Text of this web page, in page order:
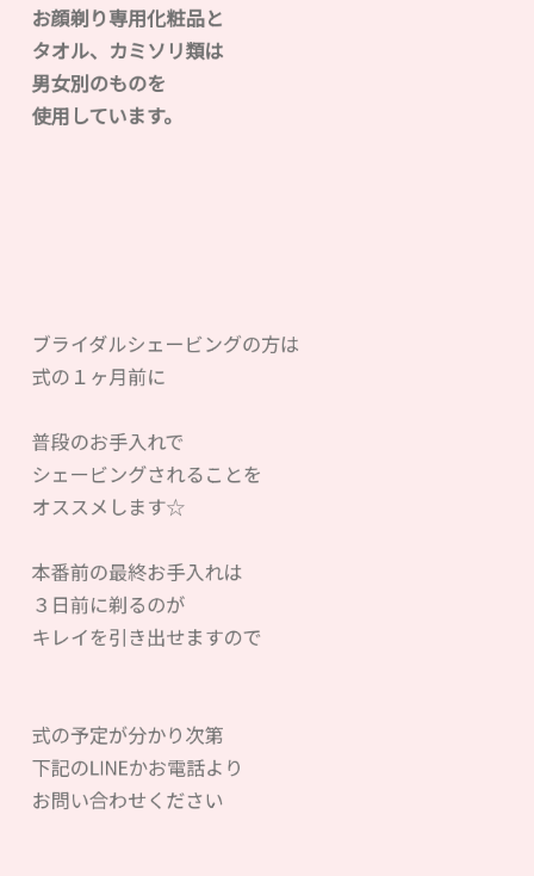
お顔剃り専用化粧品と
タオル、カミソリ類は
男女別のものを
使用しています。
ブライダルシェービングの方は
式の１ヶ月前に
普段のお手入れで
シェービングされることを
オススメします☆
本番前の最終お手入れは
３日前に剃るのが
キレイを引き出せますので
式の予定が分かり次第
下記のLINEかお電話より
お問い合わせください